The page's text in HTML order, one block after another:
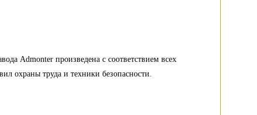
Admonter произведена с соответствием всех
охраны труда и техники безопасности.